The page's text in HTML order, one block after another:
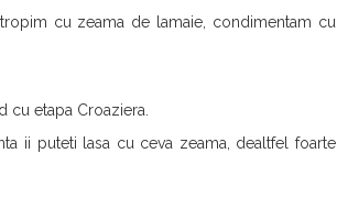
cu zeama de lamaie, condimentam cu
etapa Croaziera.
ii puteti lasa cu ceva zeama, dealtfel foarte